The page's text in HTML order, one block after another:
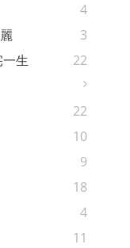
4
3
一生
22
22
10
9
18
4
11